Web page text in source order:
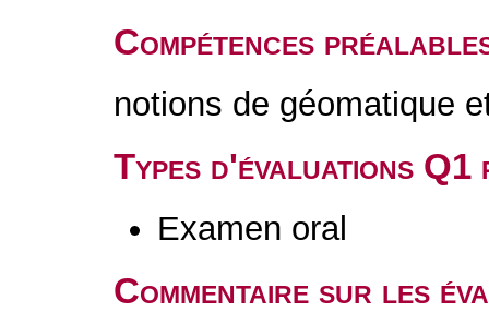
Compétences
notions de géomatique
Types d'évaluations
Examen oral
Commentaire sur les